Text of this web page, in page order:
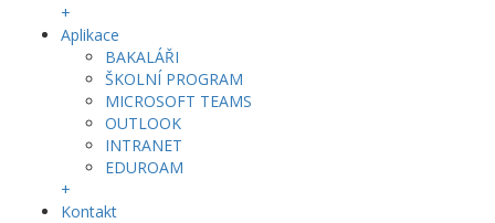
+
Aplikace
BAKALÁŘI
ŠKOLNÍ PROGRAM
MICROSOFT TEAMS
OUTLOOK
INTRANET
EDUROAM
+
Kontakt